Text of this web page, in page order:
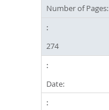
Number of Pages:
274
Date: